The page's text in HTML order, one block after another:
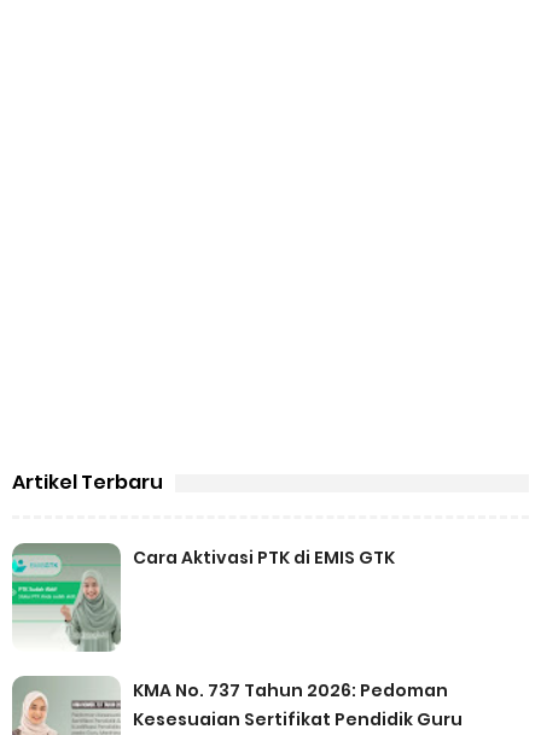
Artikel Terbaru
Cara Aktivasi PTK di EMIS GTK
KMA No. 737 Tahun 2026: Pedoman
Kesesuaian Sertifikat Pendidik Guru